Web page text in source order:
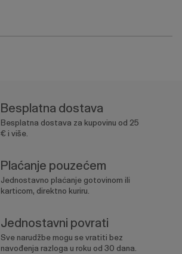
Besplatna dostava
Besplatna dostava za kupovinu od 25
€ i više.
Plaćanje pouzećem
Jednostavno plaćanje gotovinom ili
karticom, direktno kuriru.
Jednostavni povrati
Sve narudžbe mogu se vratiti bez
navođenja razloga u roku od 30 dana.